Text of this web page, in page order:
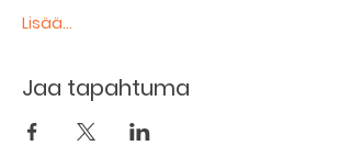
Lisää...
Jaa tapahtuma